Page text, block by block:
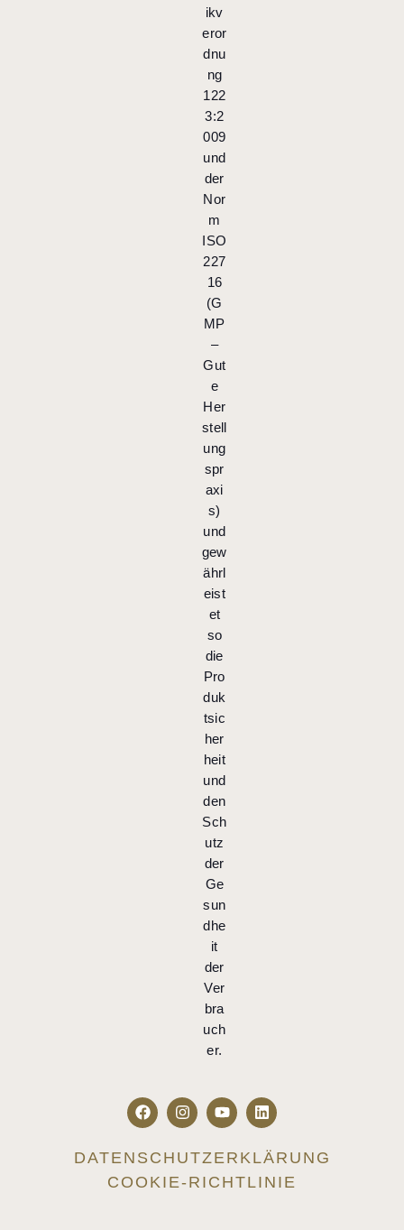
ikv
eror
dnu
ng
122
3:2
009
und
der
Nor
m
ISO
227
16
(G
MP
–
Gut
e
Her
stell
ung
spr
axi
s)
und
gew
ährl
eist
et
so
die
Pro
duk
tsic
her
heit
und
den
Sch
utz
der
Ge
sun
dhe
it
der
Ver
bra
uch
er.
DATENSCHUTZERKLÄRUNG
COOKIE-RICHTLINIE